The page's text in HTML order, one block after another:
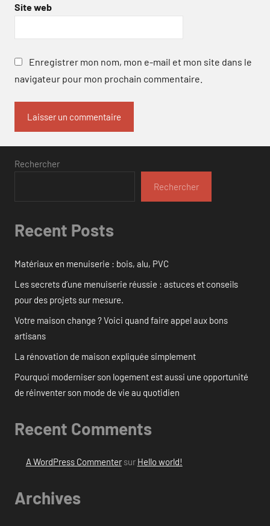
Site web
Enregistrer mon nom, mon e-mail et mon site dans le
navigateur pour mon prochain commentaire.
Rechercher
Rechercher
Recent Posts
Matériaux en menuiserie : bois, alu, PVC
Les secrets d’une menuiserie réussie : astuces et conseils
pour des projets sur mesure.
Votre maison change ? Voici quand faire appel aux bons
artisans
La rénovation de maison expliquée simplement
Pourquoi moderniser son logement est aussi une opportunité
de réinventer son mode de vie au quotidien
Recent Comments
A WordPress Commentersur Hello world!
Archives